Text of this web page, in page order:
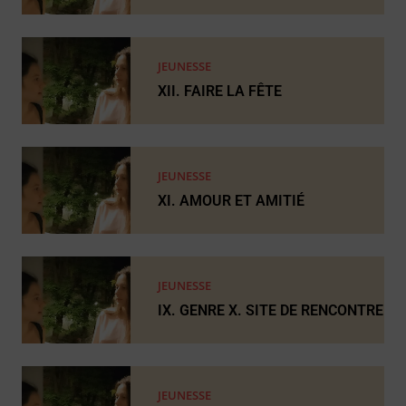
JEUNESSE
XII. FAIRE LA FÊTE
JEUNESSE
XI. AMOUR ET AMITIÉ
JEUNESSE
IX. GENRE X. SITE DE RENCONTRE
JEUNESSE